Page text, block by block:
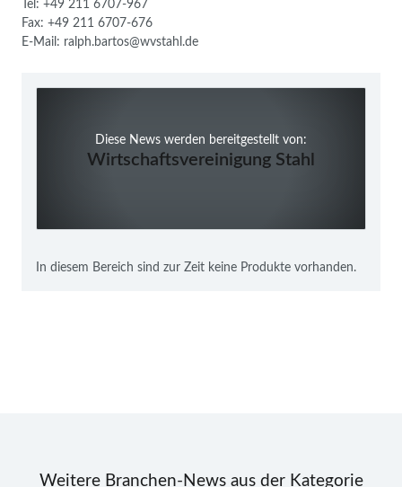
Tel: +49 211 6707-967
Fax: +49 211 6707-676
E-Mail: ralph.bartos@wvstahl.de
Diese News werden bereitgestellt von:
Wirtschaftsvereinigung Stahl
In diesem Bereich sind zur Zeit keine Produkte vorhanden.
Weitere Branchen-News aus der Kategorie